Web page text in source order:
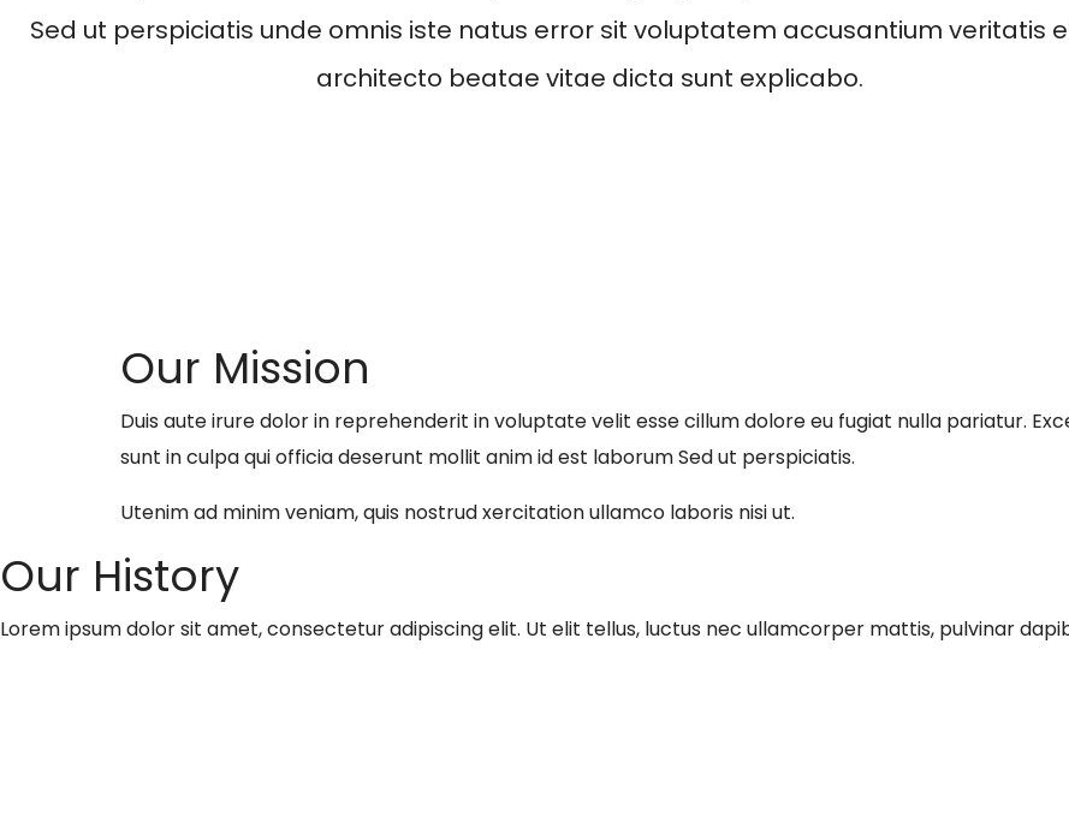
Sed ut perspiciatis unde omnis iste natus error sit voluptatem accusantium veritatis
architecto beatae vitae dicta sunt explicabo.
Our Mission
Duis aute irure dolor in reprehenderit in voluptate velit esse cillum dolore eu fugiat nulla pariatur.
sunt in culpa qui officia deserunt mollit anim id est laborum Sed ut perspiciatis.
Utenim ad minim veniam, quis nostrud xercitation ullamco laboris nisi ut.
Our History
Lorem ipsum dolor sit amet, consectetur adipiscing elit. Ut elit tellus, luctus nec ullamcorper mattis, pulvinar